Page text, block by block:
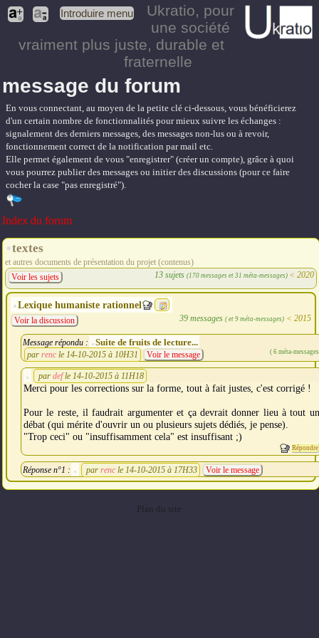
Introduire menu Ukratio, pour
une société
vraiment plus juste, durable et
fraternelle
message du forum
En vous connectant, au moyen de la petite clé ci-dessous, vous bénéficierez
d'un certain nombre de fonctionnalités pour mieux suivre les échanges :
signalement des derniers messages, des messages non-lus ou à revoir,
fonctionnement correct de la notification par mail etc.
Elle permet également de vous "enregistrer" (créer un compte), grâce à quoi
vous pourrez publier des messages ou initier des discussions (pour ce faire
cocher la case "pas enregistré").
Index du forum
textes
et autres documents de présentation du projet (contenus)
13 sujets (170 messages et 31 méta-messages) < 2020
Voir les sujets
Lexique humaniste rationnel
39 messages ( et 9 méta-messages)< 2015
Voir la discussion
Message répondu : Suite de fruits de lecture...
par renc le 14-10-2015 à 10H31 ( 6 méta-
Voir le message
par def le 14-10-2015 à 11H18
Merci pour les corrections sur la forme, tout à fait justes, c'est corrigé !
Pour le reste, il faudrait argumenter et ça devrait donner lieu à tout un
débat (qui mérite d'ouvrir un ou plusieurs sujets dédiés, je pense).
"Trop ceci" ou "insuffisamment cela" est insuffisant ;)
Répondre
Réponse n°1 : par renc le 14-10-2015 à 17H33 Voir le message
Plan du site